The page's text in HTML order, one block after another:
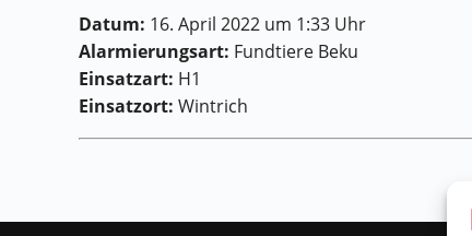
Datum: 16. April 2022 um 1:33 Uhr
Alarmierungsart: Fundtiere Beku
Einsatzart: H1
Einsatzort: Wintrich